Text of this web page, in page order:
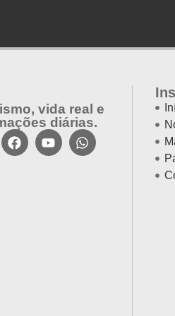
vida real e
diárias.